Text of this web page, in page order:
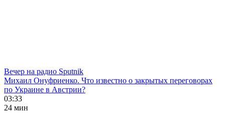
Вечер на радио Sputnik
Михаил Онуфриенко. Что известно о закрытых переговорах
по Украине в Австрии?
03:33
24 мин